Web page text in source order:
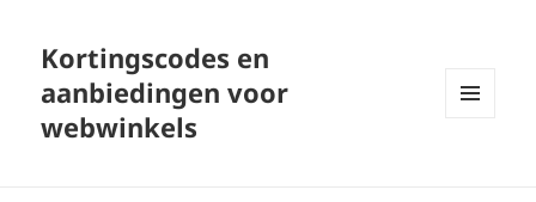
Kortingscodes en
aanbiedingen voor
webwinkels